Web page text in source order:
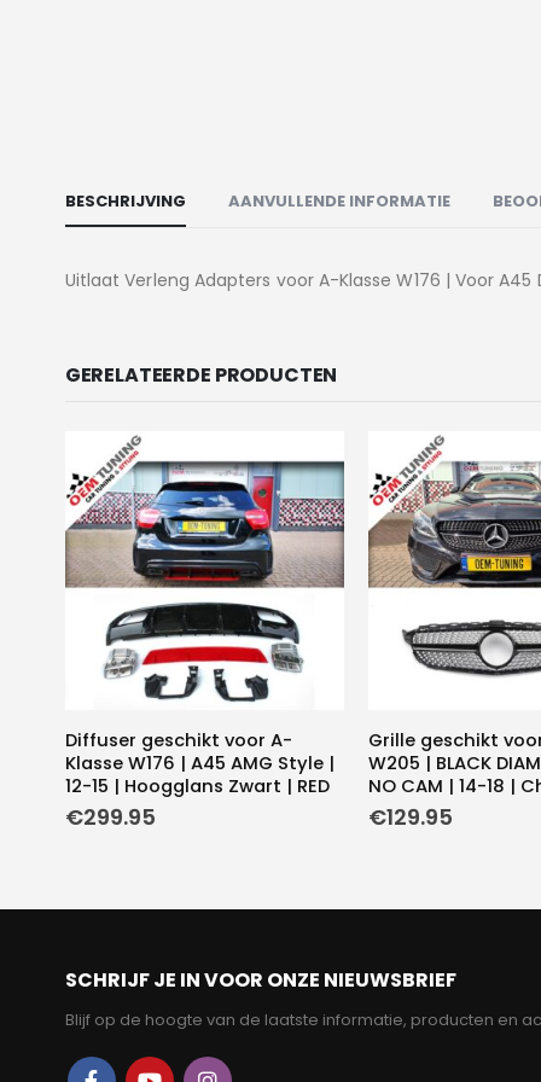
BESCHRIJVING AANVULLENDE INFORMATIE
Uitlaat Verleng Adapters voor A-Klasse W176 | Voor A45
GERELATEERDE PRODUCTEN
Diffuser geschikt voor A-
Klasse W176 | A45 AMG Style |
12-15 | Hoogglans Zwart | RED
€299.95
Grille geschikt
W205 | BLACK
NO CAM | 14-18 |
€129.95
SCHRIJF JE IN VOOR ONZE NIEUWSBRIEF
Blijf op de hoogte van de laatste informatie, producten en